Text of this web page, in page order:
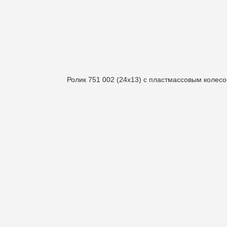
Ролик 751 002 (24х13) с пластмассовым